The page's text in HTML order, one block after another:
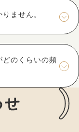
ません。
どのくらいの頻